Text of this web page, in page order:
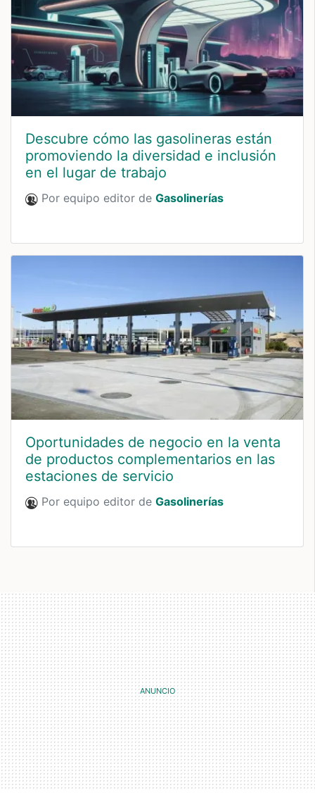
Descubre cómo las gasolineras están
promoviendo la diversidad e inclusión
en el lugar de trabajo
Por equipo editor de Gasolinerías
Oportunidades de negocio en la venta
de productos complementarios en las
estaciones de servicio
Por equipo editor de Gasolinerías